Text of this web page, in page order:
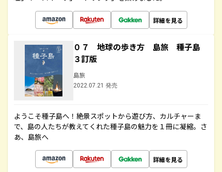
詳細を見る
０７ 地球の歩き方 島旅 種子島
３訂版
島旅
2022.07.21 発売
ようこそ種子島へ！絶景スポットから遊び方、カルチャーま
で、島の人たちが教えてくれた種子島の魅力を１冊に凝縮。さ
あ、島旅へ
詳細を見る